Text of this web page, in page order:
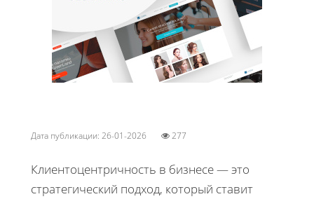
Дата публикации: 26-01-2026 277
Клиентоцентричность в бизнесе — это
стратегический подход, который ставит